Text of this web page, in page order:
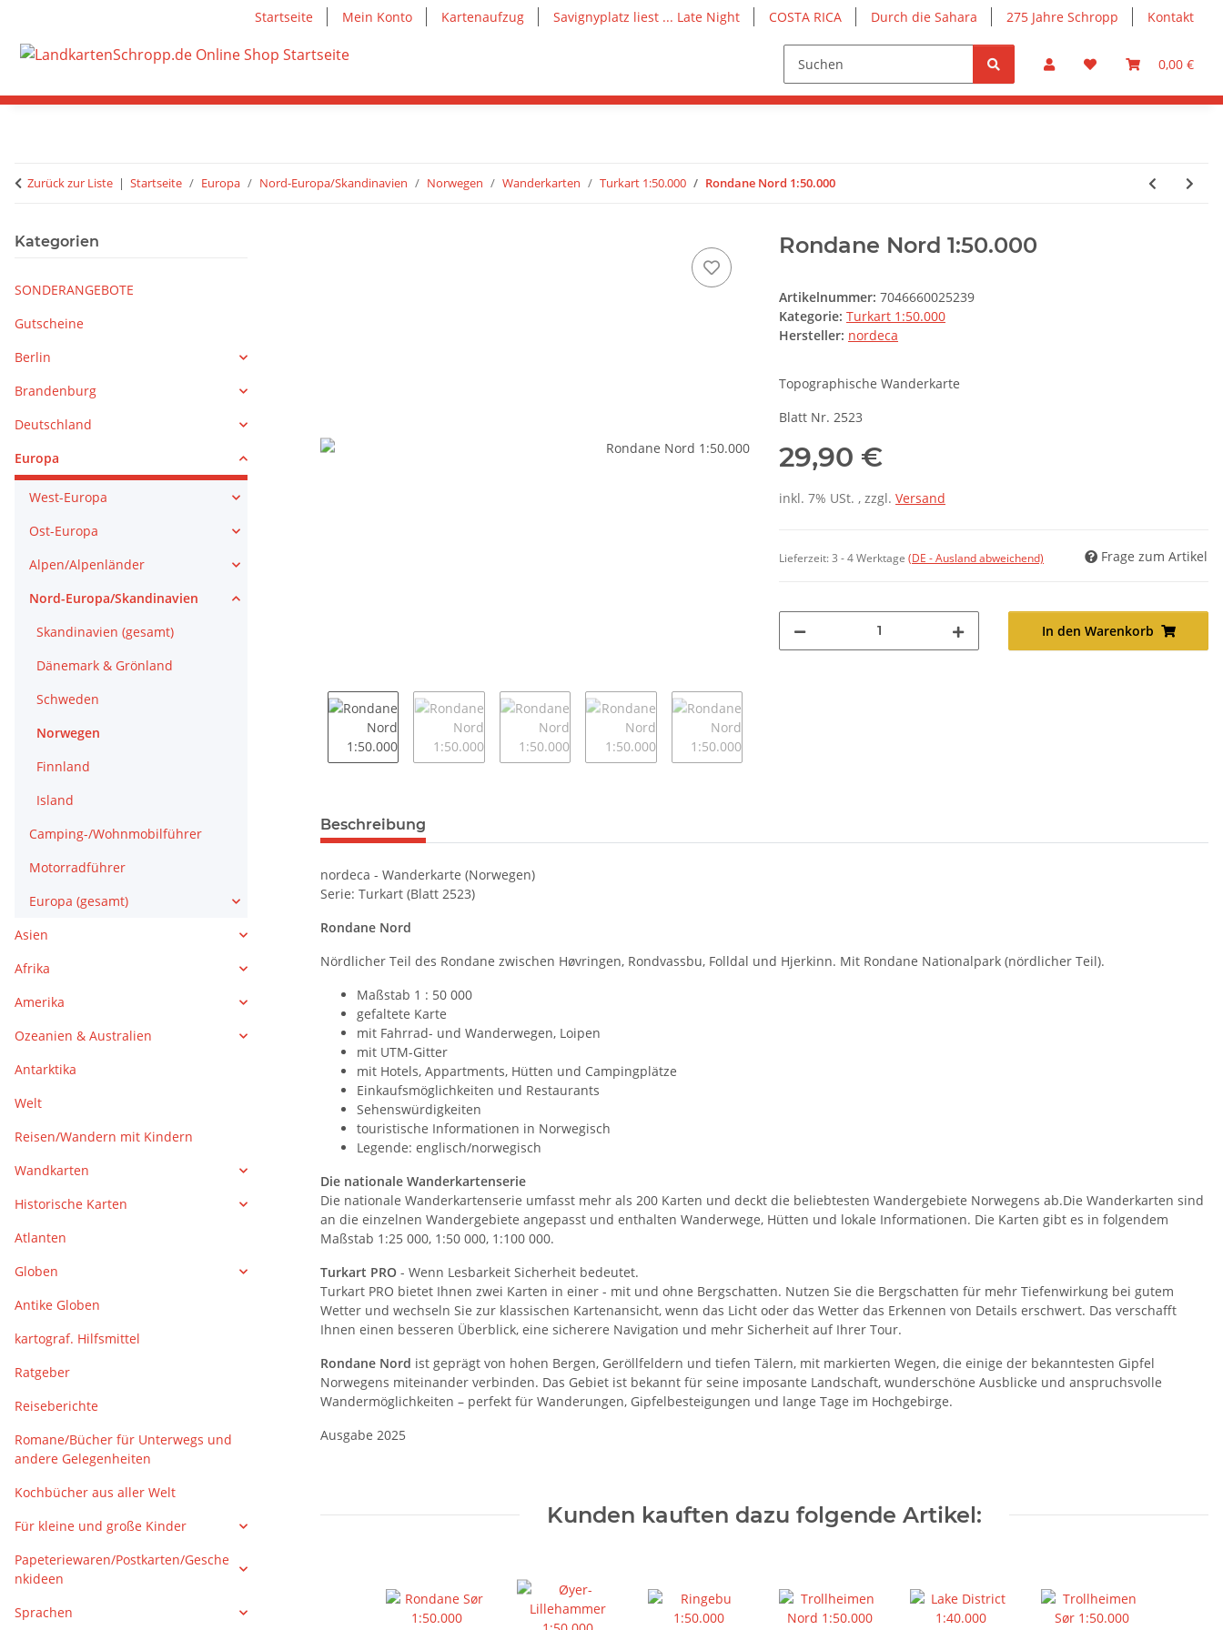
Startseite Mein Konto Kartenaufzug Savignyplatz liest ... Late Night COSTA RICA Durch die Sahara 275 Jahre Schropp Kontakt
0,00 €
Zurück zur Liste Startseite Europa Nord-Europa/Skandinavien Norwegen Wanderkarten Turkart 1:50.000 Rondane Nord 1:50.000
Rondane Nord 1:50.000
Artikelnummer: 7046660025239
Kategorie: Turkart 1:50.000
Hersteller: nordeca
Topographische Wanderkarte
Blatt Nr. 2523
29,90 €
inkl. 7% USt. , zzgl. Versand
Lieferzeit:3 - 4 Werktage (DE - Ausland abweichend) Frage zum Artikel
In den Warenkorb
weitere Registerkarten anzeigen
Beschreibung
nordeca - Wanderkarte (Norwegen)
Serie: Turkart (Blatt 2523)
Rondane Nord
Nördlicher Teil des Rondane zwischen Høvringen, Rondvassbu, Folldal und Hjerkinn. Mit Rondane Nationalpark (nördlicher Teil).
Maßstab 1 : 50 000
gefaltete Karte
mit Fahrrad- und Wanderwegen, Loipen
mit UTM-Gitter
mit Hotels, Appartments, Hütten und Campingplätze
Einkaufsmöglichkeiten und Restaurants
Sehenswürdigkeiten
touristische Informationen in Norwegisch
Legende: englisch/norwegisch
Die nationale Wanderkartenserie
Die nationale Wanderkartenserie umfasst mehr als 200 Karten und deckt die beliebtesten Wandergebiete Norwegens ab.Die Wanderkarten sind
an die einzelnen Wandergebiete angepasst und enthalten Wanderwege, Hütten und lokale Informationen. Die Karten gibt es in folgendem
Maßstab 1:25 000, 1:50 000, 1:100 000.
Turkart PRO - Wenn Lesbarkeit Sicherheit bedeutet.
Turkart PRO bietet Ihnen zwei Karten in einer - mit und ohne Bergschatten. Nutzen Sie die Bergschatten für mehr Tiefenwirkung bei gutem
Wetter und wechseln Sie zur klassischen Kartenansicht, wenn das Licht oder das Wetter das Erkennen von Details erschwert. Das verschafft
Ihnen einen besseren Überblick, eine sicherere Navigation und mehr Sicherheit auf Ihrer Tour.
Rondane Nord ist geprägt von hohen Bergen, Geröllfeldern und tiefen Tälern, mit markierten Wegen, die einige der bekanntesten Gipfel
Norwegens miteinander verbinden. Das Gebiet ist bekannt für seine imposante Landschaft, wunderschöne Ausblicke und anspruchsvolle
Wandermöglichkeiten – perfekt für Wanderungen, Gipfelbesteigungen und lange Tage im Hochgebirge.
Ausgabe 2025
Kunden kauften dazu folgende Artikel:
Kategorien
SONDERANGEBOTE
Gutscheine
Berlin
Brandenburg
Deutschland
Europa
West-Europa
Ost-Europa
Alpen/Alpenländer
Nord-Europa/Skandinavien
Skandinavien (gesamt)
Dänemark & Grönland
Schweden
Norwegen
Finnland
Island
Camping-/Wohnmobilführer
Motorradführer
Europa (gesamt)
Asien
Afrika
Amerika
Ozeanien & Australien
Antarktika
Welt
Reisen/Wandern mit Kindern
Wandkarten
Historische Karten
Atlanten
Globen
Antike Globen
kartograf. Hilfsmittel
Ratgeber
Reiseberichte
Romane/Bücher für Unterwegs und
andere Gelegenheiten
Kochbücher aus aller Welt
Für kleine und große Kinder
Papeteriewaren/Postkarten/Gesche
nkideen
Sprachen